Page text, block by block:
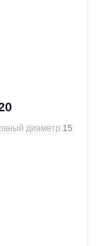
диаметр 15